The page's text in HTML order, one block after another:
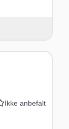
Ikke anbefalt